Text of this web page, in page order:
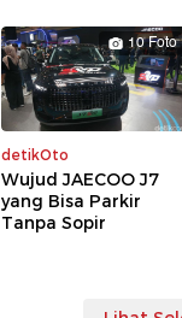
10 Foto
detikOto
Wujud JAECOO J7
yang Bisa Parkir
Tanpa Sopir